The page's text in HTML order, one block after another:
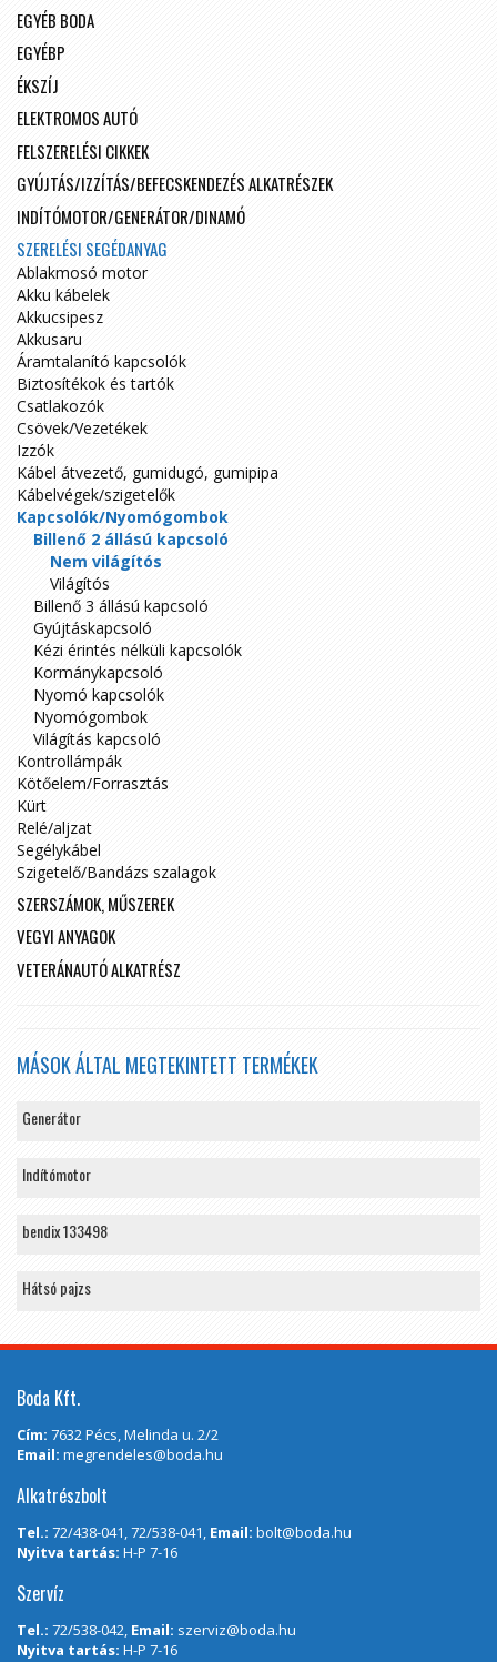
EGYÉB BODA
EGYÉBP
ÉKSZÍJ
ELEKTROMOS AUTÓ
FELSZERELÉSI CIKKEK
GYÚJTÁS/IZZÍTÁS/BEFECSKENDEZÉS ALKATRÉSZEK
INDÍTÓMOTOR/GENERÁTOR/DINAMÓ
SZERELÉSI SEGÉDANYAG
Ablakmosó motor
Akku kábelek
Akkucsipesz
Akkusaru
Áramtalanító kapcsolók
Biztosítékok és tartók
Csatlakozók
Csövek/Vezetékek
Izzók
Kábel átvezető, gumidugó, gumipipa
Kábelvégek/szigetelők
Kapcsolók/Nyomógombok
Billenő 2 állású kapcsoló
Nem világítós
Világítós
Billenő 3 állású kapcsoló
Gyújtáskapcsoló
Kézi érintés nélküli kapcsolók
Kormánykapcsoló
Nyomó kapcsolók
Nyomógombok
Világítás kapcsoló
Kontrollámpák
Kötőelem/Forrasztás
Kürt
Relé/aljzat
Segélykábel
Szigetelő/Bandázs szalagok
SZERSZÁMOK, MŰSZEREK
VEGYI ANYAGOK
VETERÁNAUTÓ ALKATRÉSZ
MÁSOK ÁLTAL MEGTEKINTETT TERMÉKEK
Generátor
Indítómotor
bendix 133498
Hátsó pajzs
Boda Kft.
Cím: 7632 Pécs, Melinda u. 2/2
Email: megrendeles@boda.hu
Alkatrészbolt
Tel.: 72/438-041, 72/538-041, Email: bolt@boda.hu
Nyitva tartás: H-P 7-16
Szervíz
Tel.: 72/538-042, Email: szerviz@boda.hu
Nyitva tartás: H-P 7-16